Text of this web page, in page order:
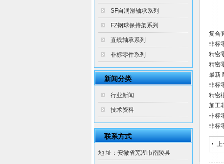
SF自润滑轴承系列
FZ钢球保持架系列
直线轴承系列
非标零件系列
新闻分类
行业新闻
技术资料
联系方式
地 址：安徽省芜湖市南陵县
复合
非标
精密
精密
最新
非标
精密
加工
非标
非标
上